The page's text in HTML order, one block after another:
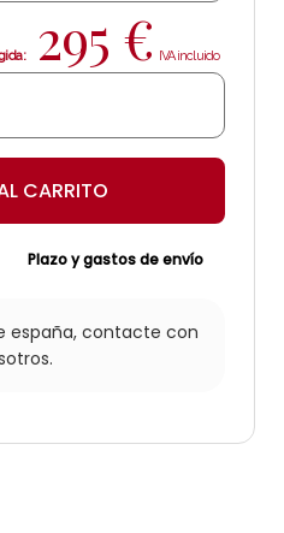
295 €
CARRITO
Plazo y gastos de envío
españa, contacte con